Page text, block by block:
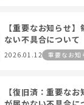
【重要なお知らせ
ない不具合について
2026.01.12 重要なお知
【復旧済：重要な